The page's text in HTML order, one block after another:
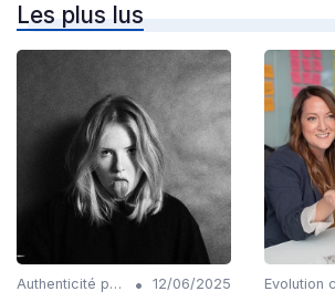
Les plus lus
Authenticité produits •
12/06/2025